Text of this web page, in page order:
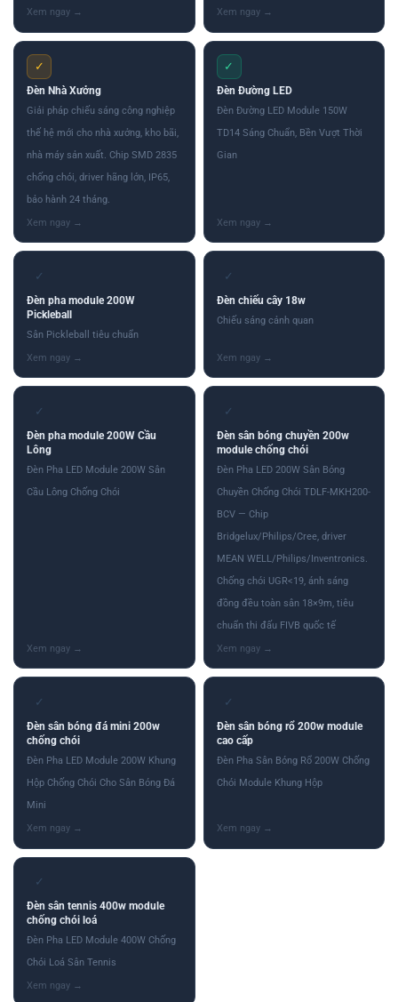
✓
Đèn Nhà Xưởng
Giải pháp chiếu sáng công nghiệp
thế hệ mới cho nhà xưởng, kho bãi,
nhà máy sản xuất. Chip SMD 2835
chống chói, driver hãng lớn, IP65,
bảo hành 24 tháng.
✓
Đèn Đường LED
Đèn Đường LED Module 150W
TD14 Sáng Chuẩn, Bền Vượt Thời
Gian
✓
Đèn pha module 200W
Pickleball
Sân Pickleball tiêu chuẩn
✓
Đèn chiếu cây 18w
Chiếu sáng cảnh quan
✓
Đèn pha module 200W Cầu
Lông
Đèn Pha LED Module 200W Sân
Cầu Lông Chống Chói
✓
Đèn sân bóng chuyền 200w
module chống chói
Đèn Pha LED 200W Sân Bóng
Chuyền Chống Chói TDLF-MKH200-
BCV — Chip
Bridgelux/Philips/Cree, driver
MEAN WELL/Philips/Inventronics.
Chống chói UGR<19, ánh sáng
đồng đều toàn sân 18×9m, tiêu
chuẩn thi đấu FIVB quốc tế
✓
Đèn sân bóng đá mini 200w
chống chói
Đèn Pha LED Module 200W Khung
Hộp Chống Chói Cho Sân Bóng Đá
Mini
✓
Đèn sân bóng rổ 200w module
cao cấp
Đèn Pha Sân Bóng Rổ 200W Chống
Chói Module Khung Hộp
✓
Đèn sân tennis 400w module
chống chói loá
Đèn Pha LED Module 400W Chống
Chói Loá Sân Tennis